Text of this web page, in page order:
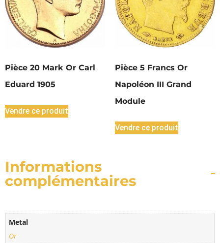
Pièce 20 Mark Or Carl
Eduard 1905
Vendre ce produit
Pièce 5 Francs Or
Napoléon III Grand
Module
Vendre ce produit
Informations
complémentaires
Metal
Or